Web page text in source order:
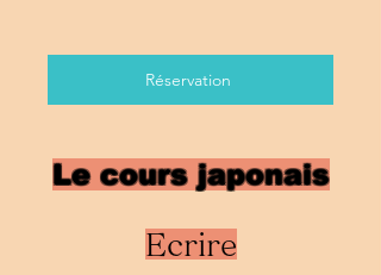
Réservation
Le cours japonais
Ecrire